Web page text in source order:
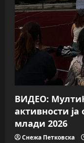
ВИДЕО:
активности
млади 2026
Снежа Петковска